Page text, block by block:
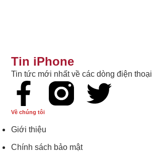
Tin iPhone
Tin tức mới nhất về các dòng điện
Về chúng tôi
Giới thiệu
Chính sách bảo mật